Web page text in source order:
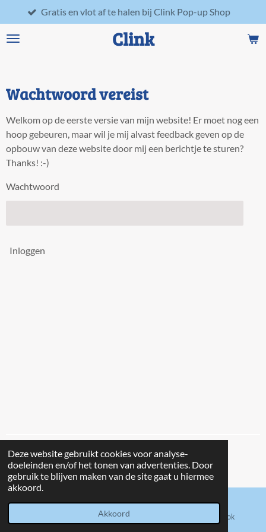
Deze website gebruikt cookies voor analyse-
doeleinden en/of het tonen van advertenties. Door
gebruik te blijven maken van de site gaat u hiermee
akkoord.
Akkoord
direct
naar
Clink
Gratis en vlot af te halen bij Clink Pop-up Shop
Wachtwoord vereist
Welkom op de eerste versie van mijn website! Er moet nog een
hoop gebeuren, maar wil je mij alvast feedback geven op de
opbouw van deze website door mij een berichtje te sturen?
Thanks! :-)
Wachtwoord
Inloggen
© 2021 - 2026 Clink
Powered byJouwWeb
Kaart Facebook